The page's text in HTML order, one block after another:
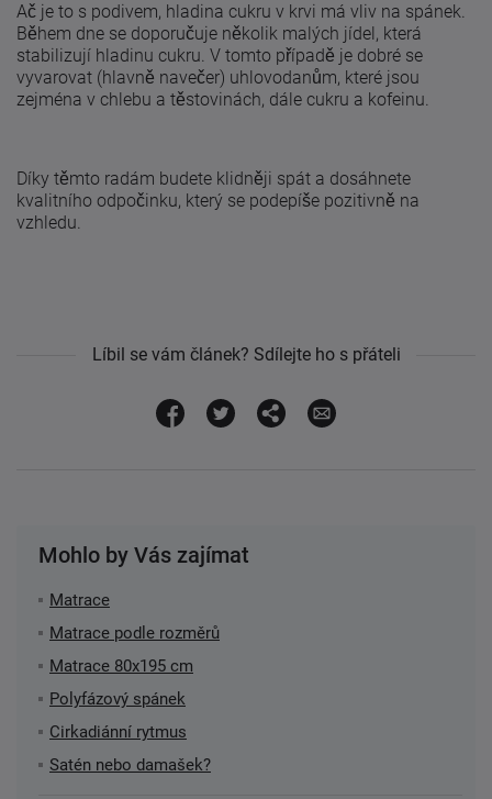
Mohlo by Vás zajímat
Matrace
Matrace podle rozměrů
Matrace 80x195 cm
Polyfázový spánek
Cirkadiánní rytmus
Satén nebo damašek?
Ač je to s podivem, hladina cukru v krvi má vliv na spánek.
Během dne se doporučuje několik malých jídel, která
stabilizují hladinu cukru. V tomto případě je dobré se
vyvarovat (hlavně navečer) uhlovodanům, které jsou
zejména v chlebu a těstovinách, dále cukru a kofeinu.
Díky těmto radám budete klidněji spát a dosáhnete
kvalitního odpočinku, který se podepíše pozitivně na
vzhledu.
Líbil se vám článek? Sdílejte ho s přáteli